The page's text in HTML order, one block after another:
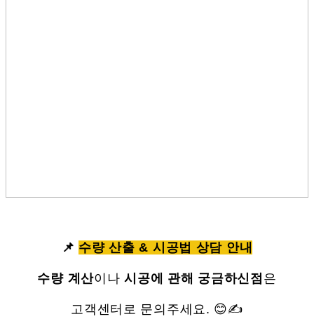
📌 수량 산출 & 시공법 상담 안내
수량 계산이나시공에 관해 궁금하신점 은
고객센터로 문의주세요. 😊✍